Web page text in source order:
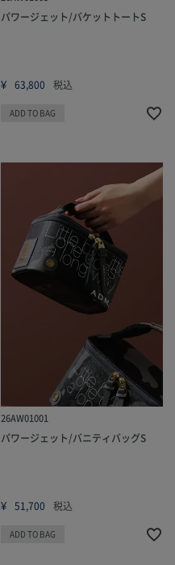
パワージェット/バケットトートS
¥ 63,800 税込
ADD TO BAG
26AW01001
パワージェット/バニティバッグS
¥ 51,700 税込
ADD TO BAG